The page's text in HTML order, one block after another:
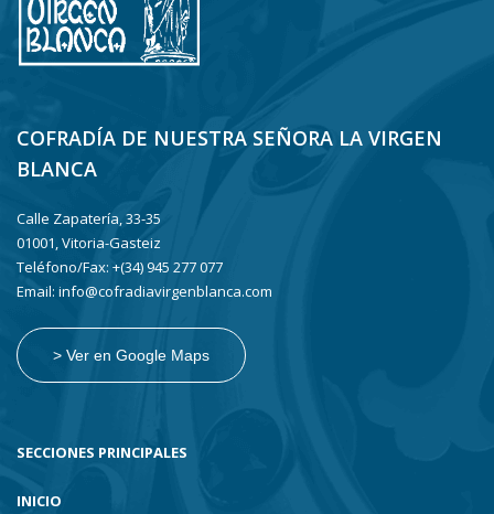
COFRADÍA DE NUESTRA SEÑORA LA VIRGEN
BLANCA
Calle Zapatería, 33-35
01001, Vitoria-Gasteiz
Teléfono/Fax: +(34) 945 277 077
Email: info@cofradiavirgenblanca.com
> Ver en Google Maps
SECCIONES PRINCIPALES
INICIO